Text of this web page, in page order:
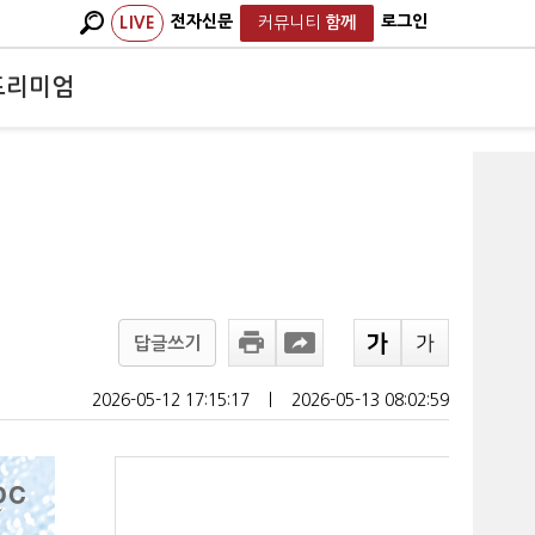
LIVE 전자신문 커뮤니티 함께 로그인
리미엄
답글쓰기
2026-05-12 17:15:17 2026-05-13 08:02:59